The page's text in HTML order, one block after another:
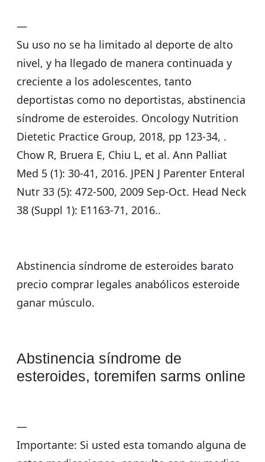
—
Su uso no se ha limitado al deporte de alto
nivel, y ha llegado de manera continuada y
creciente a los adolescentes, tanto
deportistas como no deportistas, abstinencia
síndrome de esteroides. Oncology Nutrition
Dietetic Practice Group, 2018, pp 123-34, .
Chow R, Bruera E, Chiu L, et al. Ann Palliat
Med 5 (1): 30-41, 2016. JPEN J Parenter Enteral
Nutr 33 (5): 472-500, 2009 Sep-Oct. Head Neck
38 (Suppl 1): E1163-71, 2016..
Abstinencia síndrome de esteroides barato
precio comprar legales anabólicos esteroide
ganar músculo.
Abstinencia síndrome de
esteroides, toremifen sarms online
—
Importante: Si usted esta tomando alguna de